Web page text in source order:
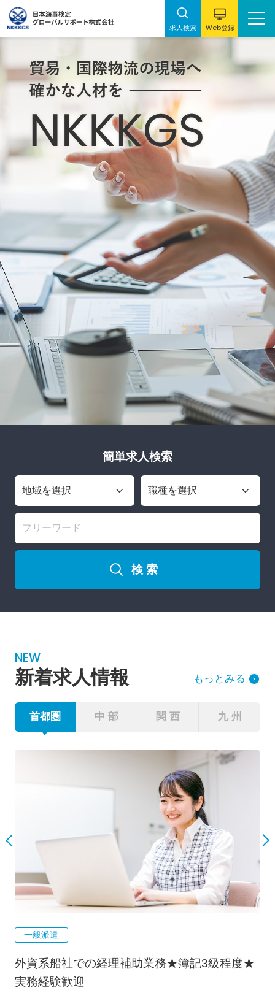
求人検索 Web登録
簡単求人検索
検 索
NEW
新着求人情報
首都圏 中 部 関 西 九 州
もっとみる
一般派遣
外資系船社での経理補助業務★簿記3級程度★
実務経験歓迎